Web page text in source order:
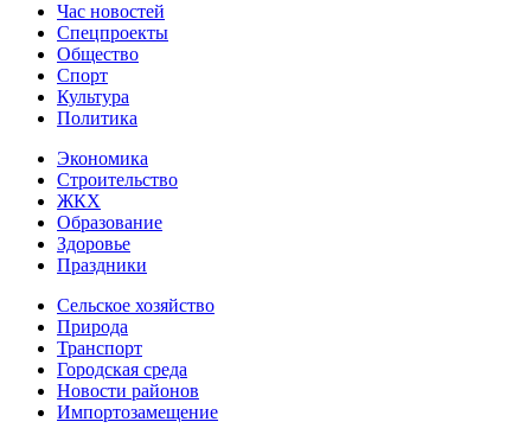
Час новостей
Спецпроекты
Общество
Спорт
Культура
Политика
Экономика
Строительство
ЖКХ
Образование
Здоровье
Праздники
Сельское хозяйство
Природа
Транспорт
Городская среда
Новости районов
Импортозамещение